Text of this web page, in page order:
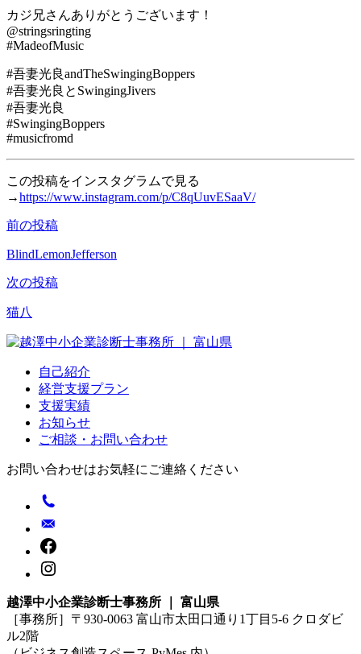
カジ兄さんありがとうございます！
@stringsringting
#MadeofMusic
#吾妻光良andTheSwingingBoppers
#吾妻光良とSwingingJivers
#吾妻光良
#SwingingBoppers
#musicfromd
この投稿をインスタグラムで見る
→https://www.instagram.com/p/C8qUuvESaaV/
投
稿
ナ
ビ
ゲ
前の投稿
BlindLemonJefferson
次の投稿
猫八
自己紹介
経営支援プラン
支援実績
お知らせ
ご相談・お問い合わせ
お問い合わせはお気軽にご連絡ください
越澤中小企業診断士事務所 ｜ 富山県
［事務所］〒930-0063 富山市太田口通り1丁目5-6 クロダビ
ル2階